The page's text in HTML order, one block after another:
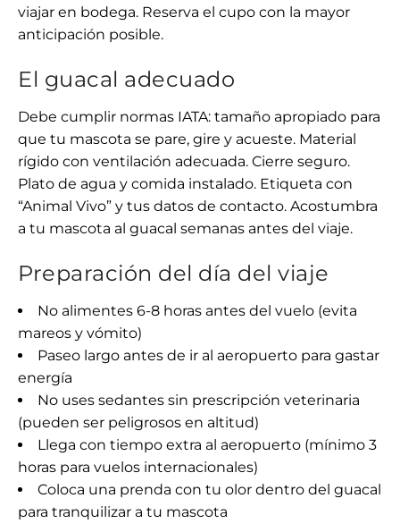
viajar en bodega. Reserva el cupo con la mayor
anticipación posible.
El guacal adecuado
Debe cumplir normas IATA: tamaño apropiado para
que tu mascota se pare, gire y acueste. Material
rígido con ventilación adecuada. Cierre seguro.
Plato de agua y comida instalado. Etiqueta con
“Animal Vivo” y tus datos de contacto. Acostumbra
a tu mascota al guacal semanas antes del viaje.
Preparación del día del viaje
No alimentes 6-8 horas antes del vuelo (evita
mareos y vómito)
Paseo largo antes de ir al aeropuerto para gastar
energía
No uses sedantes sin prescripción veterinaria
(pueden ser peligrosos en altitud)
Llega con tiempo extra al aeropuerto (mínimo 3
horas para vuelos internacionales)
Coloca una prenda con tu olor dentro del guacal
para tranquilizar a tu mascota